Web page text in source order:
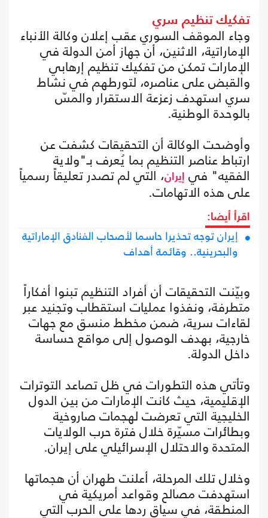
تفكيك تنظيم سري
وجاء الموقف السوري عقب إعلان وكالة الأنباء
الإماراتية، الاثنين، أن جهاز أمن الدولة في
الإمارات تمكن من تفكيك تنظيم إرهابي
والقبض على عناصره، لتورطهم في نشاط
سري استهدف زعزعة الاستقرار والمسّ
بالوحدة الوطنية.
وأوضحت الوكالة أن التحقيقات كشفت عن
ارتباط عناصر التنظيم بما يُعرف بـ"ولاية
الفقيه" في إيران، التي لم تصدر تعليقاً رسمياً
على هذه الاتهامات.
اقرأ أيضا:
إيران توجه تحذيرا حاسما لأصحاب الفنادق الإماراتية
والبحرينية.. وقائمة أهداف
وبيّنت التحقيقات أن أفراد التنظيم تبنوا أفكاراً
متطرفة، ونفذوا عمليات استقطاب وتجنيد عبر
لقاءات سرية، ضمن مخطط منسق مع جهات
خارجية، بهدف الوصول إلى مواقع حساسة
داخل الدولة.
وتأتي هذه التطورات في ظل تصاعد التوترات
الإقليمية، حيث كانت الإمارات من بين الدول
الخليجية التي تعرضت لهجمات صاروخية
وبطائرات مسيّرة خلال فترة حرب الولايات
المتحدة والاحتلال الإسرائيلي على إيران.
وخلال تلك المرحلة، أعلنت طهران أن هجماتها
استهدفت مصالح وقواعد أمريكية في
المنطقة، في سياق ردها على الحرب التي